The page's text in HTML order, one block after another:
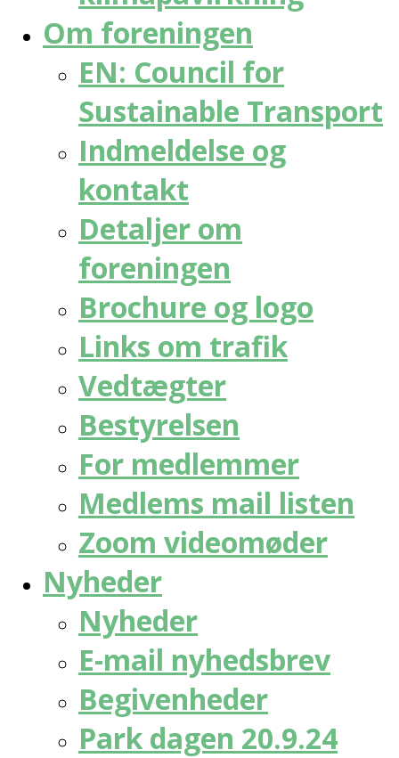
Om foreningen
EN: Council for
Sustainable Transport
Indmeldelse og
kontakt
Detaljer om
foreningen
Brochure og logo
Links om trafik
Vedtægter
Bestyrelsen
For medlemmer
Medlems mail listen
Zoom videomøder
Nyheder
Nyheder
E-mail nyhedsbrev
Begivenheder
Park dagen 20.9.24